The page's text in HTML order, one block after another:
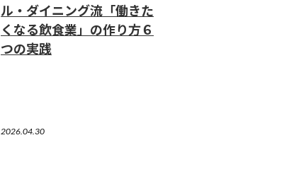
ル・ダイニング流「働きた
くなる飲食業」の作り方６
つの実践
2026.04.30